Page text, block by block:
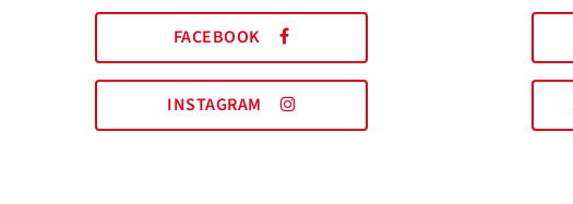
FACEBOOK
INSTAGRAM